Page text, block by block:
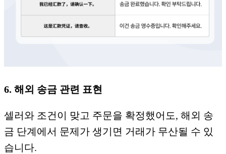
6. 해외 송금 관련 표현
셀러와 조건이 맞고 주문을 확정했어도, 해외 송
금 단계에서 문제가 생기면 거래가 무산될 수 있
습니다.